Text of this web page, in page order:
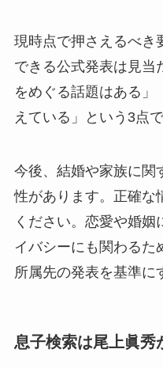
現時点で押さえるべき
できる公式発表は見当
をめぐる話題はある」
えている」という3点で
今後、結婚や家族に関
性があります。正確な
ください。恋愛や婚姻
イバシーにも関わるた
所属先の発表を基準に
息子検索は尾上眞秀